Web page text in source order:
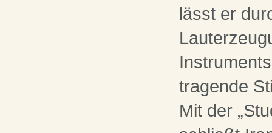
lässt er
tragende
Mit der